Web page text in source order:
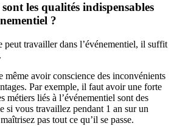
les qualités indispensables
?
peut travailler dans l’événementiel, il suffit
même avoir conscience des inconvénients
Par exemple, il faut avoir une forte
métiers liés à l’événementiel sont des
si vous travaillez pendant 1 an sur un
pas tout ce qu’il se passe.